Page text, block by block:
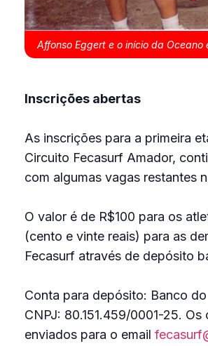
Affonso Eggert e o início da
Inscrições abertas
As inscrições para a primeira
Circuito Fecasurf Amador,
com algumas vagas restantes
O valor é de R$100 para os
(cento e vinte reais) para as
Fecasurf através de depósito
Conta para depósito: Banco
CNPJ: 80.151.459/0001-25.
enviados para o email